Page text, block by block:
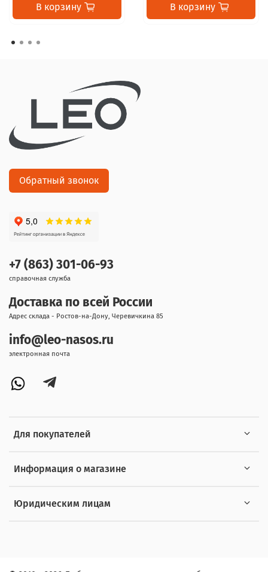
В корзину В корзину
Для покупателей
Информация о магазине
Юридическим лицам
+7 (863) 301-06-93
справочная служба
Доставка по всей России
Адрес склада - Ростов-на-Дону, Черевичкина 85
info@leo-nasos.ru
электронная почта
Обратный звонок